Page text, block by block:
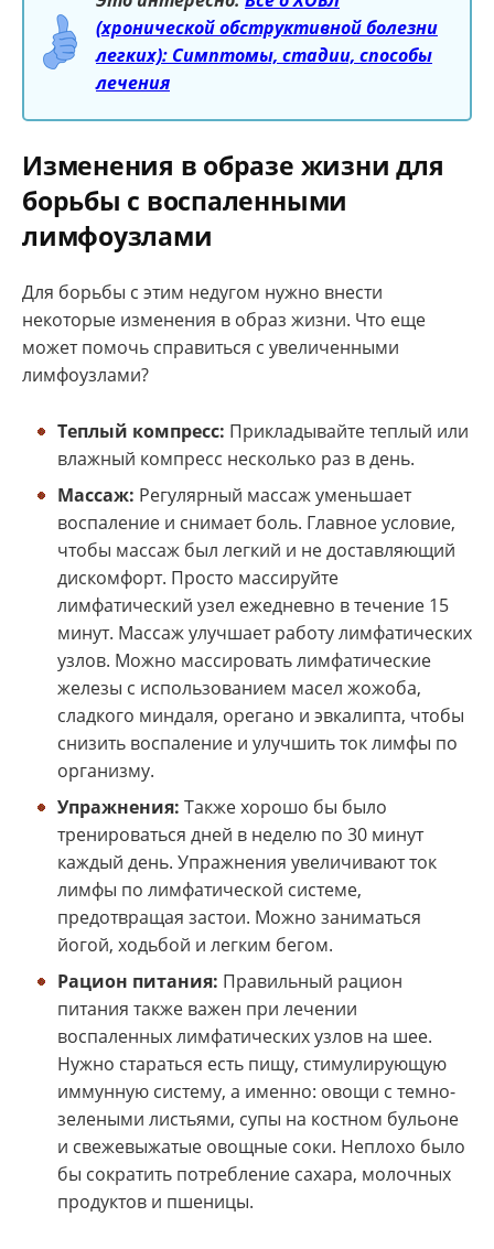
(хронической обструктивной болезни
легких): Симптомы, стадии, способы
лечения
Изменения в образе жизни для
борьбы с воспаленными
лимфоузлами
Для борьбы с этим недугом нужно внести
некоторые изменения в образ жизни. Что еще
может помочь справиться с увеличенными
лимфоузлами?
Теплый компресс: Прикладывайте теплый или
влажный компресс несколько раз в день.
Массаж: Регулярный массаж уменьшает
воспаление и снимает боль. Главное условие,
чтобы массаж был легкий и не доставляющий
дискомфорт. Просто массируйте
лимфатический узел ежедневно в течение 15
минут. Массаж улучшает работу лимфатических
узлов. Можно массировать лимфатические
железы с использованием масел жожоба,
сладкого миндаля, орегано и эвкалипта, чтобы
снизить воспаление и улучшить ток лимфы по
организму.
Упражнения: Также хорошо бы было
тренироваться дней в неделю по 30 минут
каждый день. Упражнения увеличивают ток
лимфы по лимфатической системе,
предотвращая застои. Можно заниматься
йогой, ходьбой и легким бегом.
Рацион питания: Правильный рацион
питания также важен при лечении
воспаленных лимфатических узлов на шее.
Нужно стараться есть пищу, стимулирующую
иммунную систему, а именно: овощи с темно-
зелеными листьями, супы на костном бульоне
и свежевыжатые овощные соки. Неплохо было
бы сократить потребление сахара, молочных
продуктов и пшеницы.